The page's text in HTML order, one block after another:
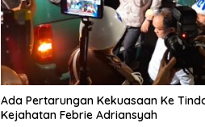
Ada Pertarungan Kekuasaan Ke
Kejahatan Febrie Adriansyah